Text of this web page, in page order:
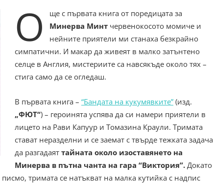
О
ще с първата книга от поредицата за
Минерва Минт червенокосото момиче и
нейните приятели ми станаха безкрaйно
симпатични. И макар да живеят в малко затънтено
селце в Англия, мистериите са навсякъде около тях –
стига само да се огледаш.
В първата книга – “Бандата на кукумявките” (изд.
„ФЮТ“) – героинята успява да си намери приятели в
лицето на Рави Капуур и Томазина Краули. Тримата
стават неразделни и се заемат с твърде тежката задача
да разгадаят тайната около изоставянето на
Минерва в пътна чанта на гара “Виктория”. Докато
тримата се натъкват на малка кутийка с надпис